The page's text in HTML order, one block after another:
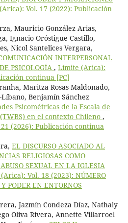
Vol. 17 (2022): Publicación
Mauricio González Arias,
Ignacio Oróstigue Castillo,
Nicol Santelices Vergara,
INTERPERSONAL
PSICOLOGÍA , Límite (Arica):
continua [PC]
Maritza Rosas-Maldonado,
Benjamín Sánchez
Psicométricas de la Escala de
en el contexto Chileno ,
(2026): Publicación continua
EL DISCURSO ASOCIADO AL
RELIGIOSAS COMO
SEXUAL EN LA IGLESIA
Vol. 18 (2023): NÚMERO
PODER EN ENTORNOS
Jazmín Condeza Díaz, Nathaly
Oliva Rivera, Annette Villarroel